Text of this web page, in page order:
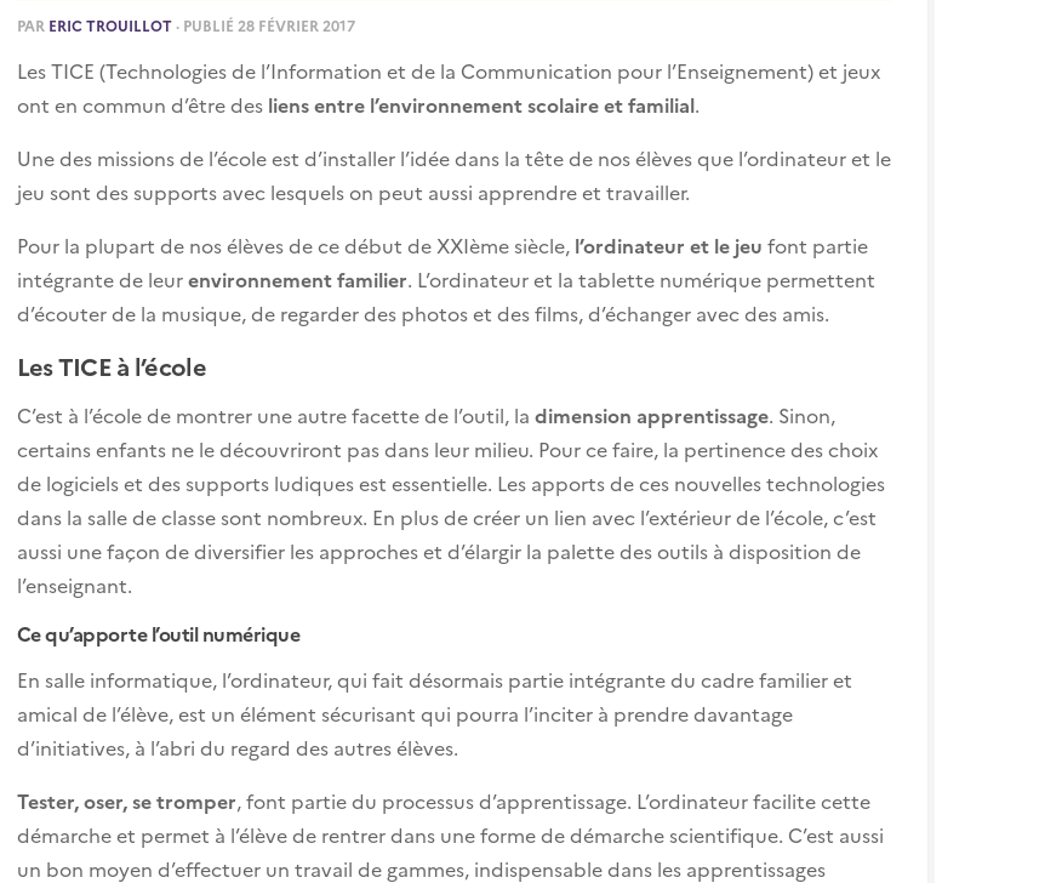
PAR ERIC TROUILLOT · PUBLIÉ 28 FÉVRIER 2017
Les TICE (Technologies de l’Information et de la Communication pour l’Enseignement) et jeux
ont en commun d’être des liens entre l’environnement scolaire et familial.
Une des missions de l’école est d’installer l’idée dans la tête de nos élèves que l’ordinateur et le
jeu sont des supports avec lesquels on peut aussi apprendre et travailler.
Pour la plupart de nos élèves de ce début de XXIème siècle, l’ordinateur et le jeu font partie
intégrante de leurenvironnement familier. L’ordinateur et la tablette numérique permettent
d’écouter de la musique, de regarder des photos et des films, d’échanger avec des amis.
Les TICE à l’école
C’est à l’école de montrer une autre facette de l’outil, la dimension apprentissage. Sinon,
certains enfants ne le découvriront pas dans leur milieu. Pour ce faire, la pertinence des choix
de logiciels et des supports ludiques est essentielle. Les apports de ces nouvelles technologies
dans la salle de classe sont nombreux. En plus de créer un lien avec l’extérieur de l’école, c’est
aussi une façon de diversifier les approches et d’élargir la palette des outils à disposition de
l’enseignant.
Ce qu’apporte l’outil numérique
En salle informatique, l’ordinateur, qui fait désormais partie intégrante du cadre familier et
amical de l’élève, est un élément sécurisant qui pourra l’inciter à prendre davantage
d’initiatives, à l’abri du regard des autres élèves.
Tester, oser, se tromper, font partie du processus d’apprentissage. L’ordinateur facilite cette
démarche et permet à l’élève de rentrer dans une forme de démarche scientifique. C’est aussi
un bon moyen d’effectuer un travail de gammes, indispensable dans les apprentissages